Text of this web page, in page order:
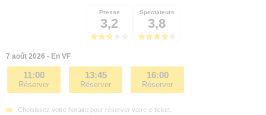
Presse
3,2
Spectateurs
3,8
7 août 2026 - En VF
11:00
Réserver
13:45
Réserver
16:00
Réserver
Choisissez votre horaire pour réserver votre e-ticket.